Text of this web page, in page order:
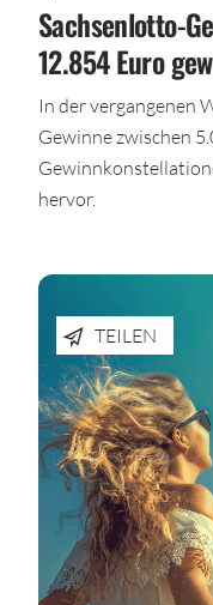
Sachsenlotto-
12.854 Euro
In der vergangenen
Gewinne zwischen
hervor.
TEILEN